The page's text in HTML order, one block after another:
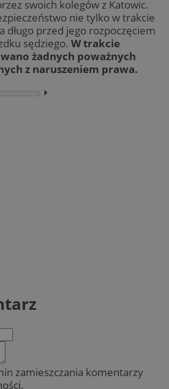
swoich kolegów z Katowic.
nie tylko w trakcie
długo przed jego rozpoczęciem
sędziego. W trakcie
żadnych poważnych
z naruszeniem prawa.
⏵︎
zamieszczania komentarzy